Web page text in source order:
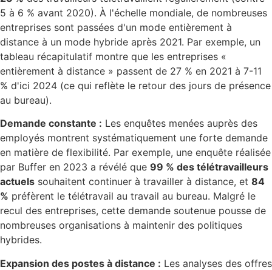
5 à 6 % avant 2020). À l'échelle mondiale, de nombreuses
entreprises sont passées d'un mode entièrement à
distance à un mode hybride après 2021. Par exemple, un
tableau récapitulatif montre que les entreprises «
entièrement à distance » passent de 27 % en 2021 à 7-11
% d'ici 2024 (ce qui reflète le retour des jours de présence
au bureau).
Demande constante : Les enquêtes menées auprès des
employés montrent systématiquement une forte demande
en matière de flexibilité. Par exemple, une enquête réalisée
par Buffer en 2023 a révélé que 99 % des télétravailleurs
actuels souhaitent continuer à travailler à distance, et 84
% préfèrent le télétravail au travail au bureau. Malgré le
recul des entreprises, cette demande soutenue pousse de
nombreuses organisations à maintenir des politiques
hybrides.
Expansion des postes à distance : Les analyses des offres